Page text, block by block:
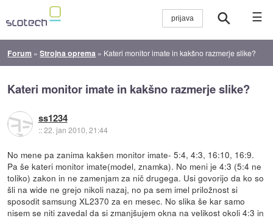
☰
Forum »Strojna oprema » Kateri monitor imate in kakšno razmerje slike?
Kateri monitor imate in kakšno razmerje slike?
ss1234
::22. jan 2010, 21:44
No mene pa zanima kakšen monitor imate- 5:4, 4:3, 16:10, 16:9.
Pa še kateri monitor imate(model, znamka). No meni je 4:3 (5:4 ne
toliko) zakon in ne zamenjam za nič drugega. Usi govorijo da ko so
šli na wide ne grejo nikoli nazaj, no pa sem imel priložnost si
sposodit samsung XL2370 za en mesec. No slika še kar samo
nisem se niti zavedal da si zmanjšujem okna na velikost okoli 4:3 in